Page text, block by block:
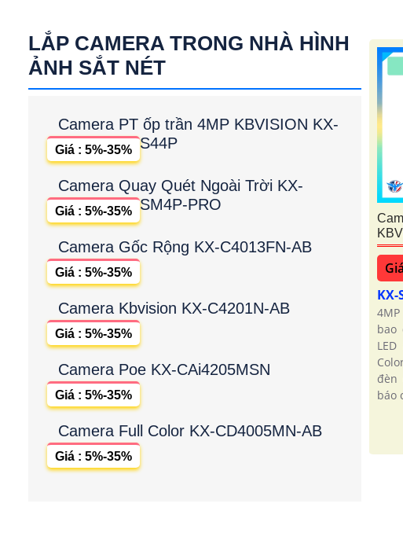
LẮP CAMERA TRONG NHÀ HÌNH
ẢNH SẮT NÉT
Camera PT ốp trần 4MP KBVISION KX-
S44P
Giá : 5%-35%
Camera Quay Quét Ngoài Trời KX-
SM4P-PRO
Giá : 5%-35%
Camera Gốc Rộng KX-C4013FN-AB
Giá : 5%-35%
Camera Kbvision KX-C4201N-AB
Giá : 5%-35%
Camera Poe KX-CAi4205MSN
Giá : 5%-35%
Camera Full Color KX-CD4005MN-AB
Giá : 5%-35%
KX-
bao
đèn
báo